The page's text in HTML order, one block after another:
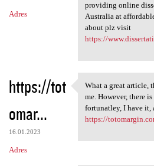
Adres
providing online
Australia at
about plz visit
https://
https://tot
omar...
16.01.2023
Adres
What a great
What a great article,
me. However, there
fortunatley, I have it,
https://